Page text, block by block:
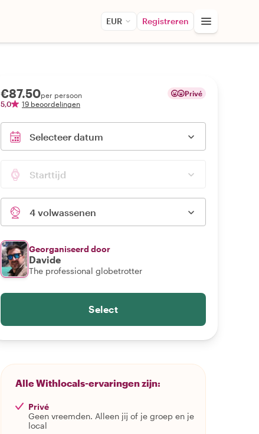
EUR Registreren
€87.50per persoon
5,0
19 beoordelingen
Privé
Selecteer datum
Starttijd
4 volwassenen
Georganiseerd door
Davide
The professional globetrotter
Select
Alle Withlocals-ervaringen zijn:
Privé
Geen vreemden. Alleen jij of je groep en je
local